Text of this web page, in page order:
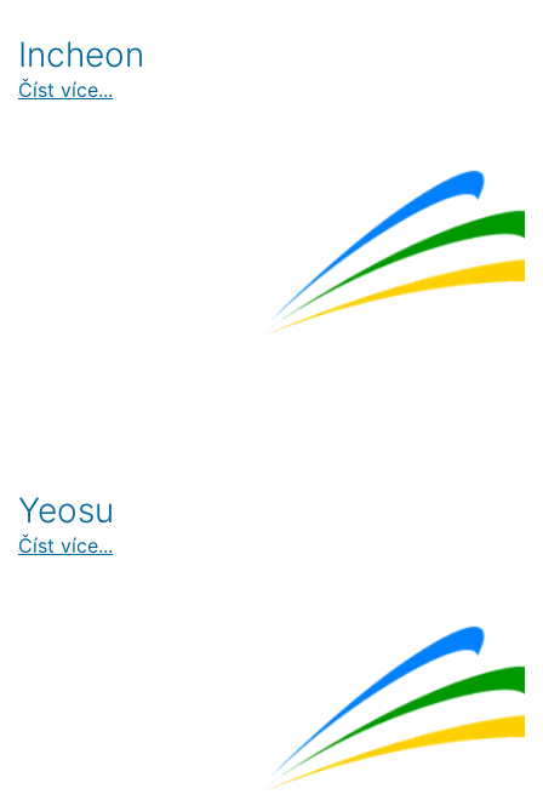
Incheon
Číst více...
Yeosu
Číst více...